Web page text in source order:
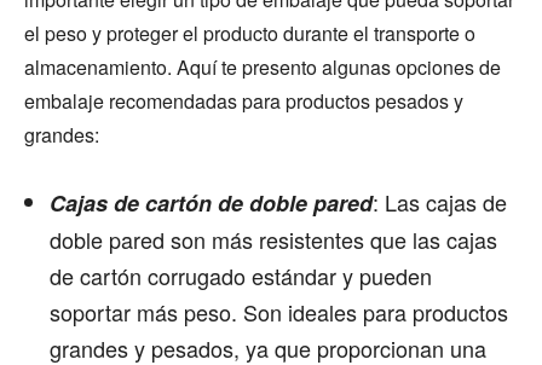
el peso y proteger el producto durante el transporte o
almacenamiento. Aquí te presento algunas opciones de
embalaje recomendadas para productos pesados y
grandes:
Cajas de cartón de doble pared: Las cajas de
doble pared son más resistentes que las cajas
de cartón corrugado estándar y pueden
soportar más peso. Son ideales para productos
grandes y pesados, ya que proporcionan una